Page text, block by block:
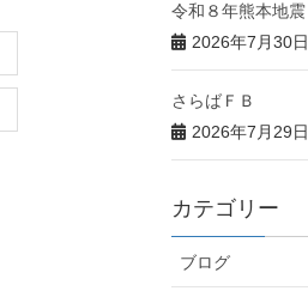
令和８年熊本地震
2026年7月30日
さらばＦＢ
2026年7月29日
カテゴリー
ブログ